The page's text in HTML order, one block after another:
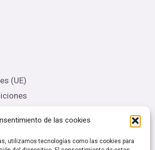
de las cookies
utilizamos tecnologías como las cookies para
(UE)